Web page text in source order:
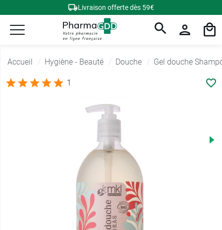
Livraison offerte dès 59€
Accueil Hygiène - Beauté Douche Gel douche
1